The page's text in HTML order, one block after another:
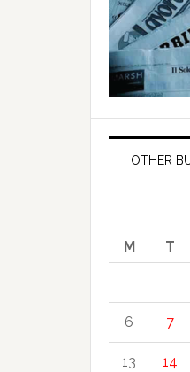
OTHER
M
T
6 7
13 14